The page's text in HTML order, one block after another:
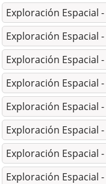
Exploración Espacial
Exploración Espacial
Exploración Espacial
Exploración Espacial
Exploración Espacial
Exploración Espacial
Exploración Espacial
Exploración Espacial